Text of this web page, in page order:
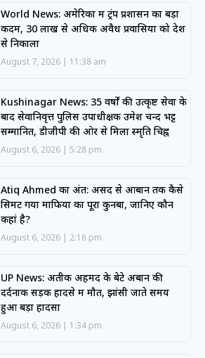
World News: अमेरिका में ट्रंप प्रशासन का बड़ा
कदम, 30 लाख से अधिक अवैध प्रवासियों को देश
से निकाला
August 7, 2026 11:38 am
Kushinagar News: 35 वर्षों की उत्कृष्ट सेवा के
बाद सेवानिवृत्त पुलिस उपाधीक्षक उमेश चन्द भट्ट
सम्मानित, डीजीपी की ओर से मिला स्मृति चिह्न
August 6, 2026 5:28 pm
Atiq Ahmed का अंत: असद से आबान तक कैसे
सिमट गया माफिया का पूरा कुनबा, जानिए कौन
कहां है?
August 6, 2026 2:16 pm
UP News: अतीक अहमद के बेटे अबान की
दर्दनाक सड़क हादसे में मौत, झांसी जाते समय
हुआ बड़ा हादसा
August 6, 2026 1:34 pm